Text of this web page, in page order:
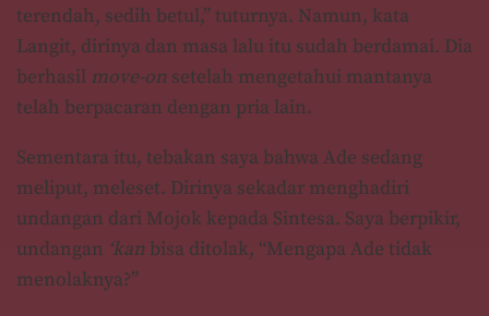
terendah, sedih betul,” tuturnya. Namun, kata
Langit, dirinya dan masa lalu itu sudah berdamai. Dia
berhasil move-on setelah mengetahui mantanya
telah berpacaran dengan pria lain.
Sementara itu, tebakan saya bahwa Ade sedang
meliput, meleset. Dirinya sekadar menghadiri
undangan dari Mojok kepada Sintesa. Saya berpikir,
undangan ‘kan bisa ditolak, “Mengapa Ade tidak
menolaknya?”